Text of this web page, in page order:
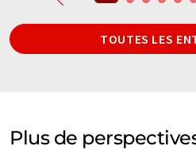
TOUTES LES
Plus de